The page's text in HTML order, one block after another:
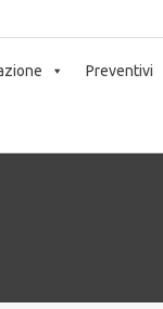
Preventivi